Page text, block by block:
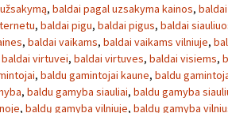
, baldai pagal uzsakyma kainos,
, baldai pigu, baldai pigus, baldai
, baldai vaikams, baldai vaikams vilniuje,
baldai virtuvei, baldai virtuves, baldai visiems,
, baldu gamintojai kaune, baldu
, baldu gamyba siauliai, baldu gamyba
, baldų gamyba vilniuje, baldų gamyba